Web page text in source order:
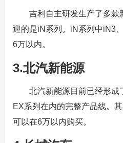
吉利自主研发生产了多款
迎的是iN系列。iN系列中iN3
6万以内。
3.北汽新能源
北汽新能源目前已经形
EX系列在内的完整产品线。
可以在6万以内购买。